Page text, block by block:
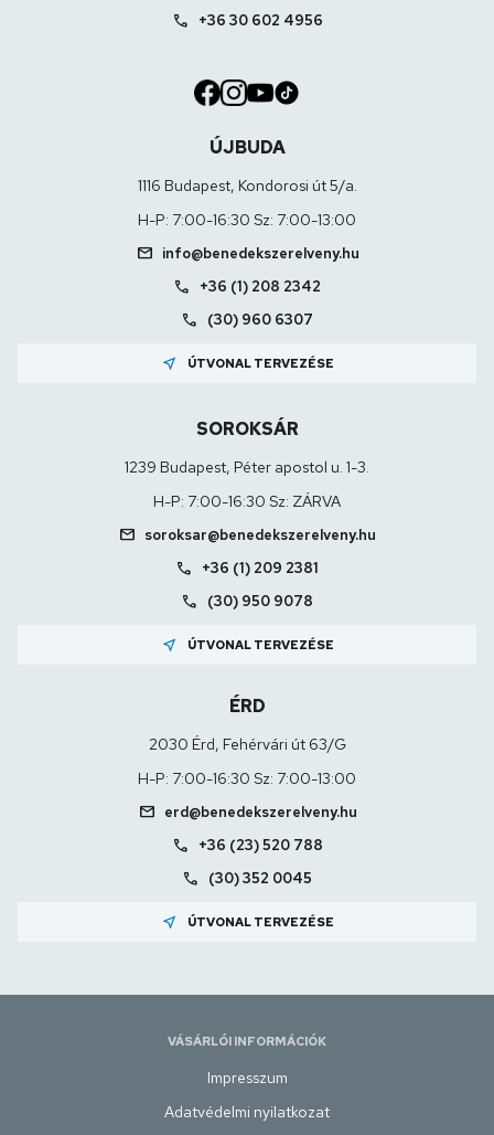
call +36 30 602 4956
ÚJBUDA
1116 Budapest, Kondorosi út 5/a.
H-P: 7:00-16:30 Sz: 7:00-13:00
mail info@benedekszerelveny.hu
call +36 (1) 208 2342
call (30) 960 6307
near_me ÚTVONAL TERVEZÉSE
SOROKSÁR
1239 Budapest, Péter apostol u. 1-3.
H-P: 7:00-16:30 Sz: ZÁRVA
mail soroksar@benedekszerelveny.hu
call +36 (1) 209 2381
call (30) 950 9078
near_me ÚTVONAL TERVEZÉSE
ÉRD
2030 Érd, Fehérvári út 63/G
H-P: 7:00-16:30 Sz: 7:00-13:00
mail erd@benedekszerelveny.hu
call +36 (23) 520 788
call (30) 352 0045
near_me ÚTVONAL TERVEZÉSE
VÁSÁRLÓI INFORMÁCIÓK
Impresszum
Adatvédelmi nyilatkozat